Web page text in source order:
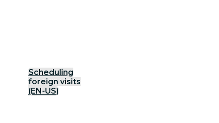
Scheduling
foreign visits
(EN-US)